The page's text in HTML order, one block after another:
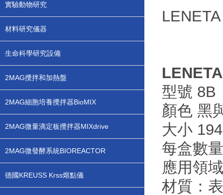
實驗動物研究
材料研究儀器
生命科學研究設備
2MAG攪拌和加熱盤
2MAG細胞培養攪拌器BioMIX
2MAG微量滴定板攪拌器MIXdrive
2MAG微發酵系統BIOREACTOR
德國KREUSS Krss熔點儀
型號 8B
顏色 黑
大小
每盒數
應用領
材質：